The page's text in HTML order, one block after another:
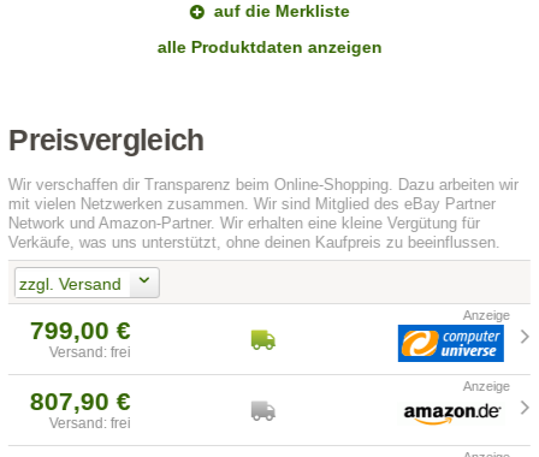
auf die Merkliste
alle Produktdaten anzeigen
Preisvergleich
Wir verschaffen dir Transparenz beim Online-Shopping. Dazu arbeiten wir
mit vielen Netzwerken zusammen. Wir sind Mitglied des eBay Partner
Network und Amazon-Partner. Wir erhalten eine kleine Vergütung für
Verkäufe, was uns unterstützt, ohne deinen Kaufpreis zu beeinflussen.
zzgl. Versand
799,00 €
Versand: frei
807,90 €
Versand: frei